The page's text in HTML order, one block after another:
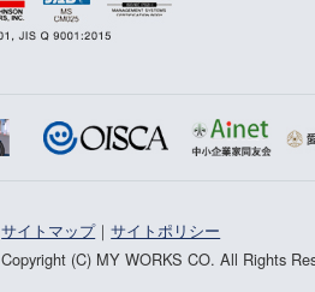
サイトマップ｜サイトポリシー
Copyright (C) MY WORKS CO. All Rights